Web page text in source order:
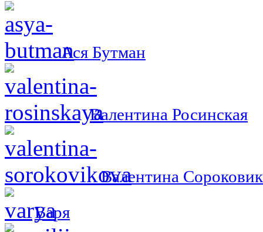
Ася Бутман
Валентина Росинская
Валентина
Варя